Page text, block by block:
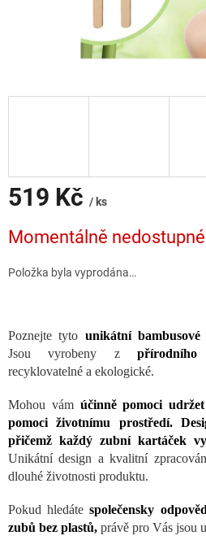
519 Kč / ks
cena:
Momentálně nedostupné
Položka byla vyprodána…
Poznejte tyto unikátní
Jsou vyrobeny z
recyklovatelné a ekologické.
Mohou vám účinně pomoci
pomoci životnímu prostředí.
přičemž každý zubní kartáček
Unikátní design a kvalitní
dlouhé životnosti produktu.
Pokud hledátespolečensky
zubů bez plastů, právě pro Vás jsou